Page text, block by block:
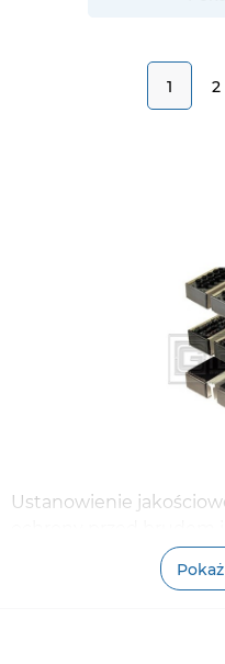
1 2
Ustanowienie
najważniejszych
pomieszczeń.